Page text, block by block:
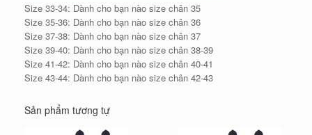
Size 33-34: Dành cho bạn nào size chân 35
Size 35-36: Dành cho bạn nào size chân 36
Size 37-38: Dành cho bạn nào size chân 37
Size 39-40: Dành cho bạn nào size chân 38-39
Size 41-42: Dành cho bạn nào size chân 40-41
Size 43-44: Dành cho bạn nào size chân 42-43
Sản phẩm tương tự